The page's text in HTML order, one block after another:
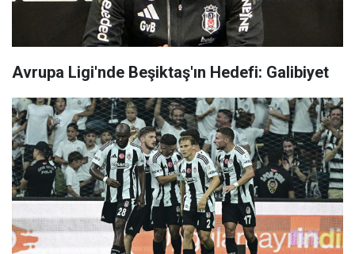
Avrupa Ligi'nde Beşiktaş'ın Hedefi: Galibiyet